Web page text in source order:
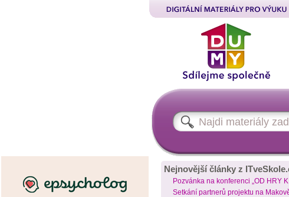
Nejnovější články z
Pozvánka na konferenci „OD HRY
Setkání partnerů projektu na